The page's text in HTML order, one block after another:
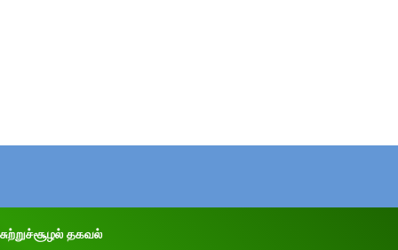
சுற்றுச்சூழல் தகவல்